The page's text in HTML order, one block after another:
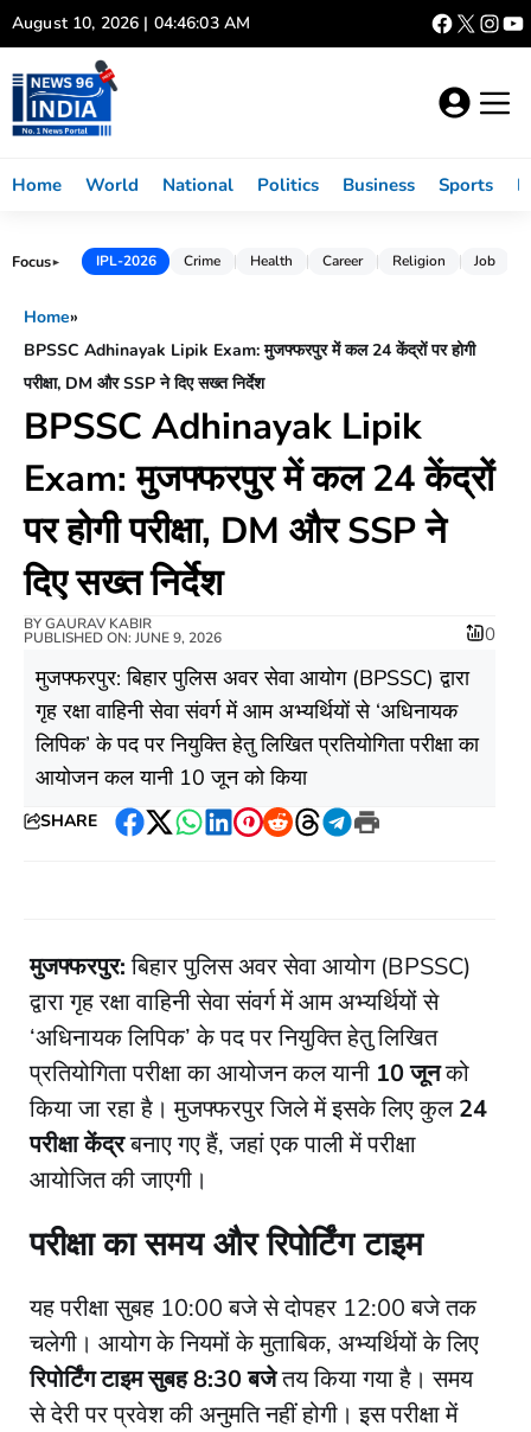
Skip
to
content
August 10, 2026 | 04:46:03 AM
Home World National Politics Business Sports
Focus► IPL-2026 Crime Health Career Religion Job
Home»
BPSSC Adhinayak Lipik Exam: मुजफ्फरपुर में कल 24 केंद्रों पर होगी
परीक्षा, DM और SSP ने दिए सख्त निर्देश
BPSSC Adhinayak Lipik
Exam: मुजफ्फरपुर में कल 24 केंद्रों
पर होगी परीक्षा, DM और SSP ने
दिए सख्त निर्देश
BYGAURAV KABIR
PUBLISHED ON: JUNE 9, 2026 0
​मुजफ्फरपुर: बिहार पुलिस अवर सेवा आयोग (BPSSC) द्वारा
गृह रक्षा वाहिनी सेवा संवर्ग में आम अभ्यर्थियों से ‘अधिनायक
लिपिक’ के पद पर नियुक्ति हेतु लिखित प्रतियोगिता परीक्षा का
आयोजन कल यानी 10 जून को किया
SHARE
Facebook
Twitter
WhatsApp
LinkedIn
Pinterest
RedditThreads
Telegram
Print
मुजफ्फरपुर:बिहार पुलिस अवर सेवा आयोग (BPSSC)
द्वारा गृह रक्षा वाहिनी सेवा संवर्ग में आम अभ्यर्थियों से
‘अधिनायक लिपिक’ के पद पर नियुक्ति हेतु लिखित
प्रतियोगिता परीक्षा का आयोजन कल यानी 10 जूनको
किया जा रहा है। मुजफ्फरपुर जिले में इसके लिए कुल24
परीक्षा केंद्रबनाए गए हैं, जहां एक पाली में परीक्षा
आयोजित की जाएगी।
परीक्षा का समय और रिपोर्टिंग टाइम
​यह परीक्षा सुबह 10:00 बजे से दोपहर 12:00 बजे तक
चलेगी। आयोग के नियमों के मुताबिक, अभ्यर्थियों के लिए
रिपोर्टिंग टाइम सुबह 8:30 बजेतय किया गया है। समय
से देरी पर प्रवेश की अनुमति नहीं होगी। इस परीक्षा में